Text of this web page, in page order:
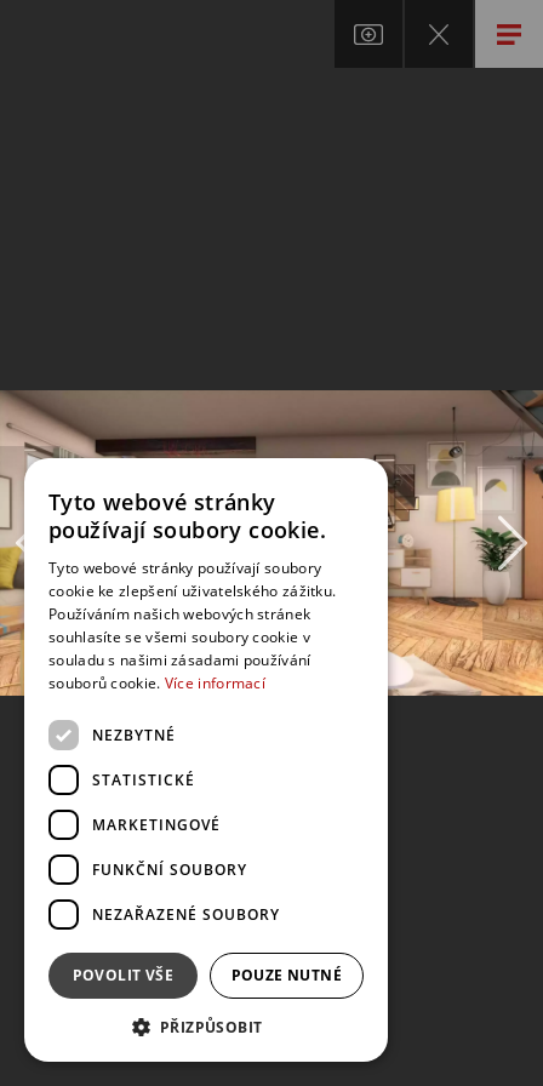
Tyto webové stránky
používají soubory cookie.
Tyto webové stránky používají soubory
cookie ke zlepšení uživatelského zážitku.
Používáním našich webových stránek
souhlasíte se všemi soubory cookie v
souladu s našimi zásadami používání
souborů cookie. Více informací
NEZBYTNÉ
STATISTICKÉ
MARKETINGOVÉ
FUNKČNÍ SOUBORY
NEZAŘAZENÉ SOUBORY
POVOLIT VŠE POUZE NUTNÉ
PŘIZPŮSOBIT